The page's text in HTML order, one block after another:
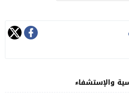
والإستشفاء